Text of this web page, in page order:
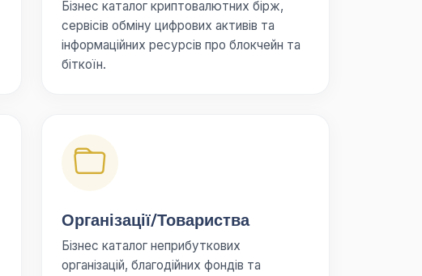
Бізнес каталог криптовалютних бірж,
сервісів обміну цифрових активів та
інформаційних ресурсів про блокчейн та
біткоїн.
Організації/Товариства
Бізнес каталог неприбуткових
організацій, благодійних фондів та